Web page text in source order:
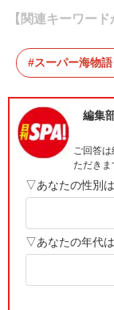
【関連キーワー
スーパー海物